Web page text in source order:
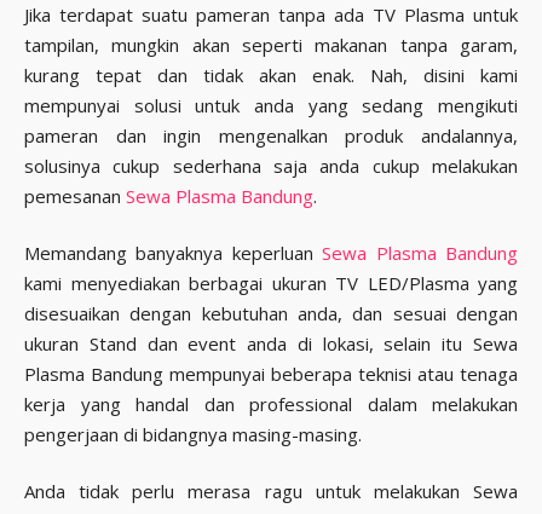
Jika terdapat suatu pameran tanpa ada TV Plasma untuk
tampilan, mungkin akan seperti makanan tanpa garam,
kurang tepat dan tidak akan enak. Nah, disini kami
mempunyai solusi untuk anda yang sedang mengikuti
pameran dan ingin mengenalkan produk andalannya,
solusinya cukup sederhana saja anda cukup melakukan
pemesanan Sewa Plasma Bandung.
Memandang banyaknya keperluanSewa Plasma Bandung
kami menyediakan berbagai ukuran TV LED/Plasma yang
disesuaikan dengan kebutuhan anda, dan sesuai dengan
ukuran Stand dan event anda di lokasi, selain itu Sewa
Plasma Bandung mempunyai beberapa teknisi atau tenaga
kerja yang handal dan professional dalam melakukan
pengerjaan di bidangnya masing-masing.
Anda tidak perlu merasa ragu untuk melakukan Sewa